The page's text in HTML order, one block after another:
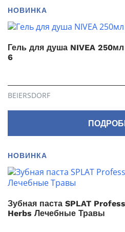
НОВИНКА
Гель для душа NIVEA
6
BEIERSDORF
НОВИНКА
Зубная паста SPLAT
Herbs Лечебные Травы